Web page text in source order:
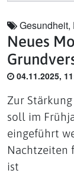
Gesundheit,
Neues
04.11.2025,
Zur
soll im
eingeführt
Nachtzeiten
ist